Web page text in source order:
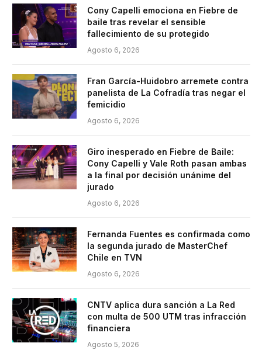
Cony Capelli emociona en Fiebre de
baile tras revelar el sensible
fallecimiento de su protegido
Agosto 6, 2026
Fran García-Huidobro arremete contra
panelista de La Cofradía tras negar el
femicidio
Agosto 6, 2026
Giro inesperado en Fiebre de Baile:
Cony Capelli y Vale Roth pasan ambas
a la final por decisión unánime del
jurado
Agosto 6, 2026
Fernanda Fuentes es confirmada como
la segunda jurado de MasterChef
Chile en TVN
Agosto 6, 2026
CNTV aplica dura sanción a La Red
con multa de 500 UTM tras infracción
financiera
Agosto 5, 2026